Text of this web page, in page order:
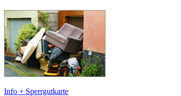
Info + Sperrgutkarte